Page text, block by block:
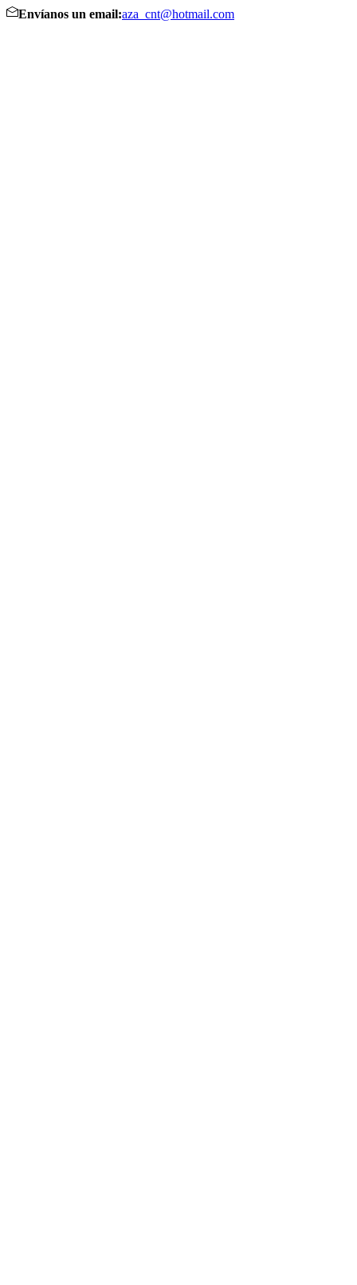
Envíanos un email:aza_cnt@hotmail.com